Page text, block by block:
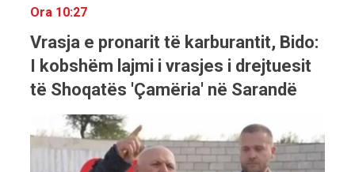
Ora 10:27
Vrasja e pronarit të karburantit, Bido:
I kobshëm lajmi i vrasjes i drejtuesit
të Shoqatës 'Çamëria' në Sarandë